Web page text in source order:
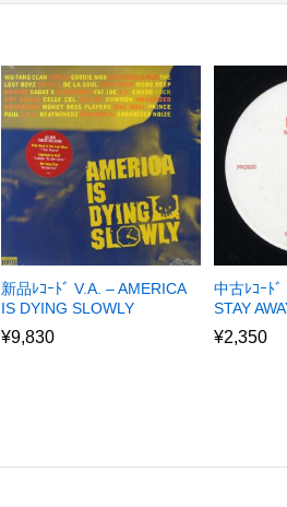
新品ﾚｺｰﾄﾞ V.A. – AMERICA
IS DYING SLOWLY
¥9,830
中古ﾚｺｰﾄ
STAY
¥2,350